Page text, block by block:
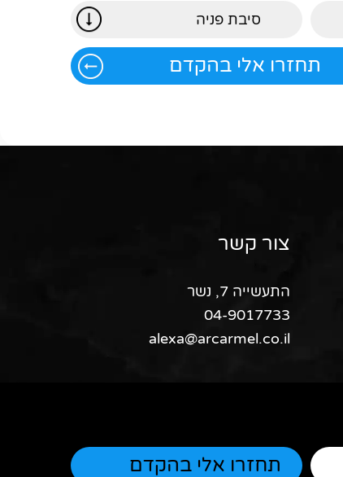
צור קשר
התעשייה 7, נשר
04-9017733
alexa@arcarmel.co.il